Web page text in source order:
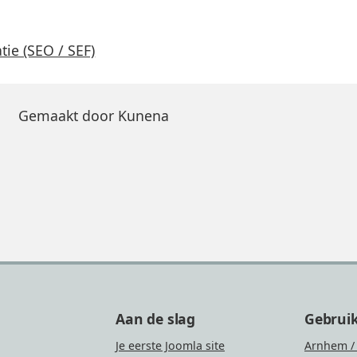
(SEO / SEF)
Gemaakt door Kunena
Aan de slag
Je eerste Joomla site
Arnhem